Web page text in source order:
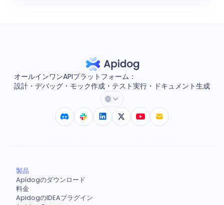
オールインワンAPIプラットフォーム：
設計・デバッグ・モック作成・テスト実行・ドキュメント生成
製品
Apidogのダウンロード
料金
ApidogのIDEAプラグイン